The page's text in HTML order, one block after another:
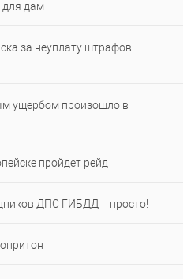
для дам
за неуплату штрафов
ущербом произошло в
пройдет рейд
ДПС ГИБДД – просто!